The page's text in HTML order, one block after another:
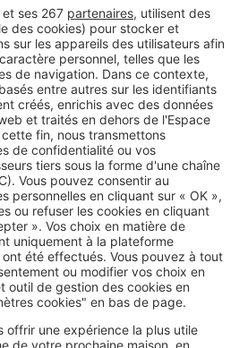
nantais !
Investir
Poitiers : le prestige de la ville aux
cent clochers